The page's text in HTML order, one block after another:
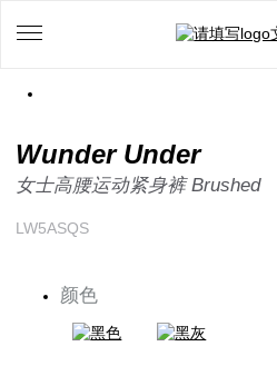
Wunder Under
女士高腰运动紧身裤 Brushed
LW5ASQS
颜色